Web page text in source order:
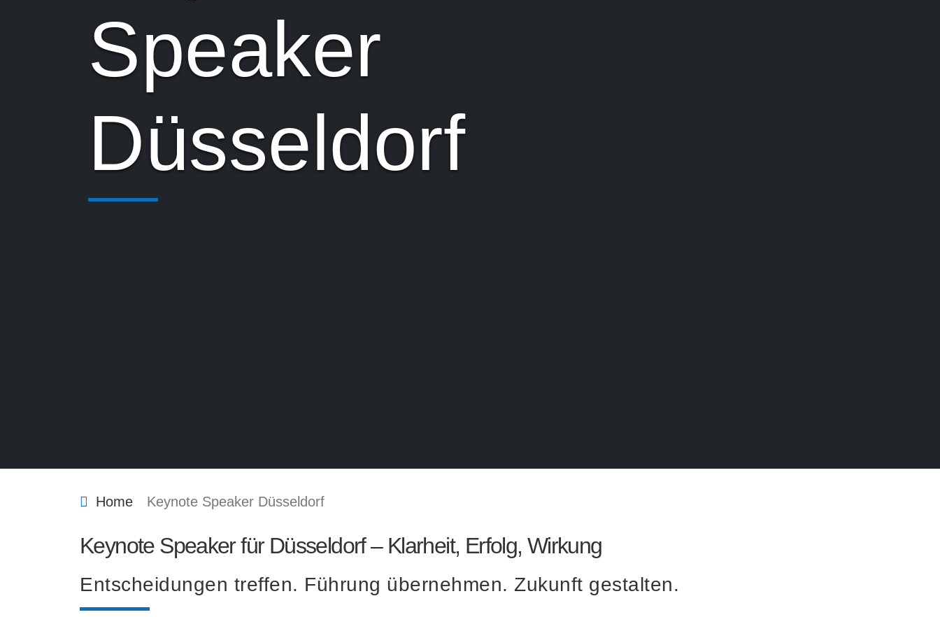
Speaker
Düsseldorf
Home Keynote Speaker Düsseldorf
Keynote Speaker für Düsseldorf – Klarheit, Erfolg, Wirkung
Entscheidungen treffen. Führung übernehmen. Zukunft gestalten.